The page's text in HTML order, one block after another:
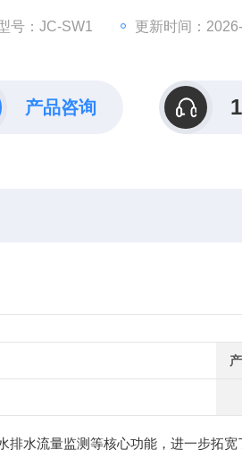
号：JC-SW1 更新时间：
产品咨询
排水流量监测等核心功能，进一步拓